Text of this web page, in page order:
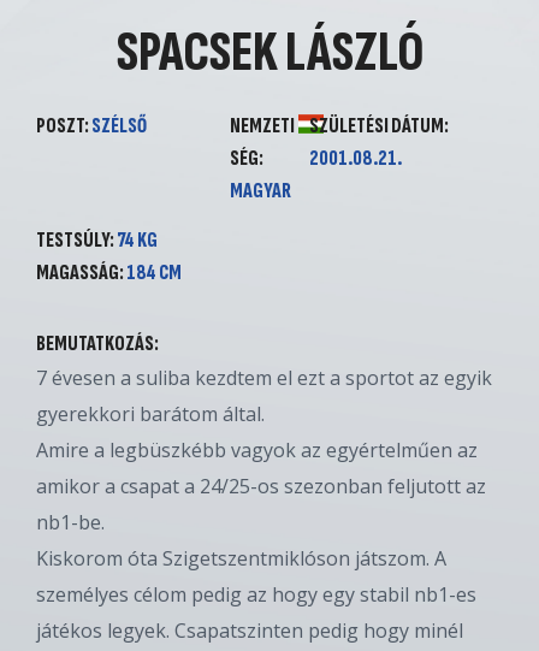
SPACSEK LÁSZLÓ
POSZT:SZÉLSŐ
NEMZETI
SÉG:
MAGYAR
SZÜLETÉSI DÁTUM:
2001.08.21.
TESTSÚLY:74 KG
MAGASSÁG:184 CM
BEMUTATKOZÁS:
7 évesen a suliba kezdtem el ezt a sportot az egyik
gyerekkori barátom által.
Amire a legbüszkébb vagyok az egyértelműen az
amikor a csapat a 24/25-os szezonban feljutott az
nb1-be.
Kiskorom óta Szigetszentmiklóson játszom. A
személyes célom pedig az hogy egy stabil nb1-es
játékos legyek. Csapatszinten pedig hogy minél